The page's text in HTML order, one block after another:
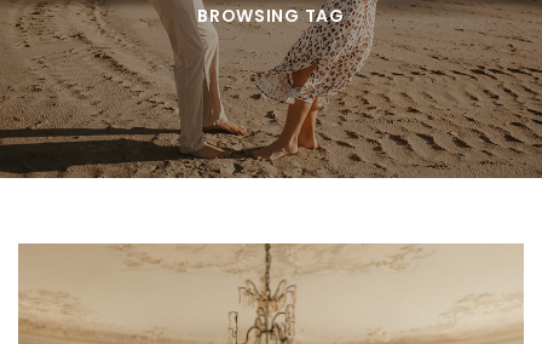
BROWSING TAG